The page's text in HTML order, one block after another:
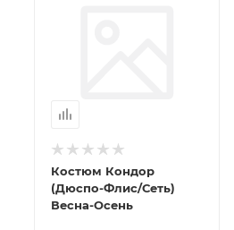
Костюм Кондор
(Дюспо-Флис/Сеть)
Весна-Осень